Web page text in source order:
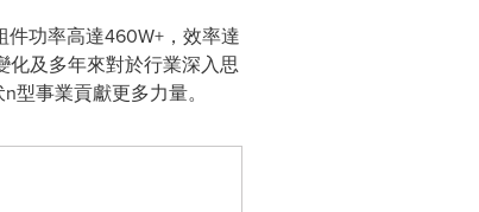
件功率高達460W+，效率達
化及多年來對於行業深入思
事業貢獻更多力量。